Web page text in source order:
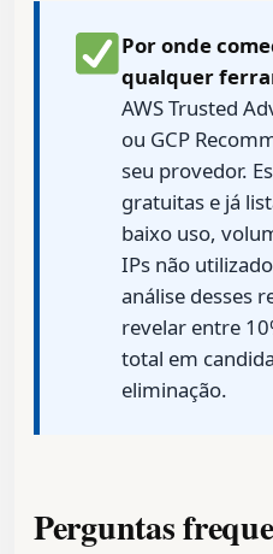
Por onde
qualquer
AWS Trusted
ou GCP
seu provedor.
gratuitas e já
baixo uso,
IPs não
análise desses
revelar entre
total em
eliminação.
Perguntas